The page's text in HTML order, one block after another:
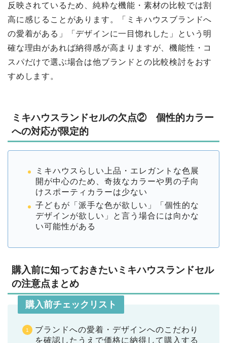
反映されているため、純粋な機能・素材の比較では割
高に感じることがあります。「ミキハウスブランドへ
の愛着がある」「デザインに一目惚れした」という明
確な理由があれば納得感が高まりますが、機能性・コ
スパだけで選ぶ場合は他ブランドとの比較検討をおす
すめします。
ミキハウスランドセルの欠点② 個性的カラー
への対応が限定的
ミキハウスらしい上品・エレガントな色展
開が中心のため、奇抜なカラーや男の子向
けスポーティカラーは少ない
子どもが「派手な色が欲しい」「個性的な
デザインが欲しい」と言う場合には向かな
い可能性がある
購入前に知っておきたいミキハウスランドセル
の注意点まとめ
購入前チェックリスト
ブランドへの愛着・デザインへのこだわり
を確認したうえで価格に納得して購入する